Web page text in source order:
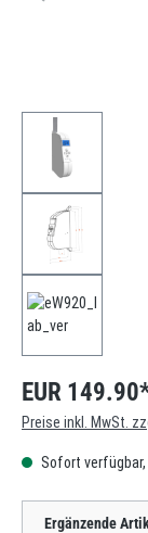
EUR
Preise inkl. MwSt.
Sofort
Ergänzende